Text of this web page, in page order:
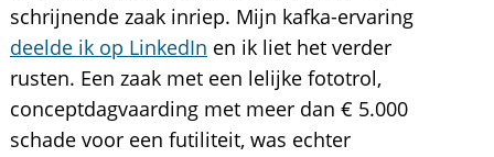
schrijnende zaak inriep. Mijn kafka-ervaring
deelde ik op LinkedIn en ik liet het verder
rusten. Een zaak met een lelijke fototrol,
conceptdagvaarding met meer dan € 5.000
schade voor een futiliteit, was echter